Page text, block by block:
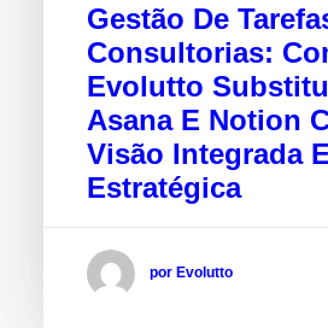
Gestão De
Consultorias:
Evolutto
Asana E Notion
Visão Integrada E
Estratégica
por Evolutto